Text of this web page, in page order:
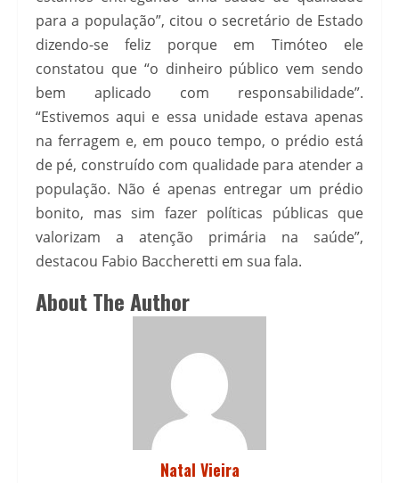
para a população”, citou o secretário de Estado
dizendo-se feliz porque em Timóteo ele
constatou que “o dinheiro público vem sendo
bem aplicado com responsabilidade”.
“Estivemos aqui e essa unidade estava apenas
na ferragem e, em pouco tempo, o prédio está
de pé, construído com qualidade para atender a
população. Não é apenas entregar um prédio
bonito, mas sim fazer políticas públicas que
valorizam a atenção primária na saúde”,
destacou Fabio Baccheretti em sua fala.
About The Author
Natal Vieira